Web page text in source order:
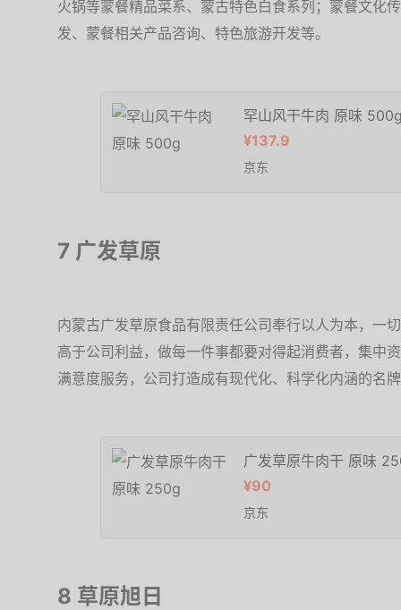
火锅等蒙餐精品菜系、蒙古特色白食系列；蒙餐文化
发、蒙餐相关产品咨询、特色旅游开发等。
罕山风干牛肉 原味
¥137.9
京东
7 广发草原
内蒙古广发草原食品有限责任公司奉行以人为本，一
高于公司利益，做每一件事都要对得起消费者，集中
满意度服务，公司打造成有现代化、科学化内涵的名
广发草原牛肉干 原味
¥90
京东
8 草原旭日